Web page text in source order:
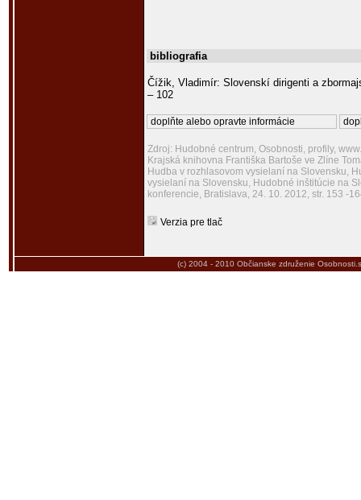
bibliografia
Čížik, Vladimír: Slovenskí dirigenti a
– 102
doplňte alebo opravte informácie
Zdroj: Hudobné centrum, Osobnosti, profily,
Krajská knihovna Františka Bartoše ve Zlíne
Hudba v rozhlasovom vysielaní na Slovensku,
vysielaní na Slovensku, Hudobné inštitúcie na
konferencie, Bratislava, 24. 10. 2012, str. 153 -
Verzia pre tlač
(c) 2004 - 2010 Občianske združenie